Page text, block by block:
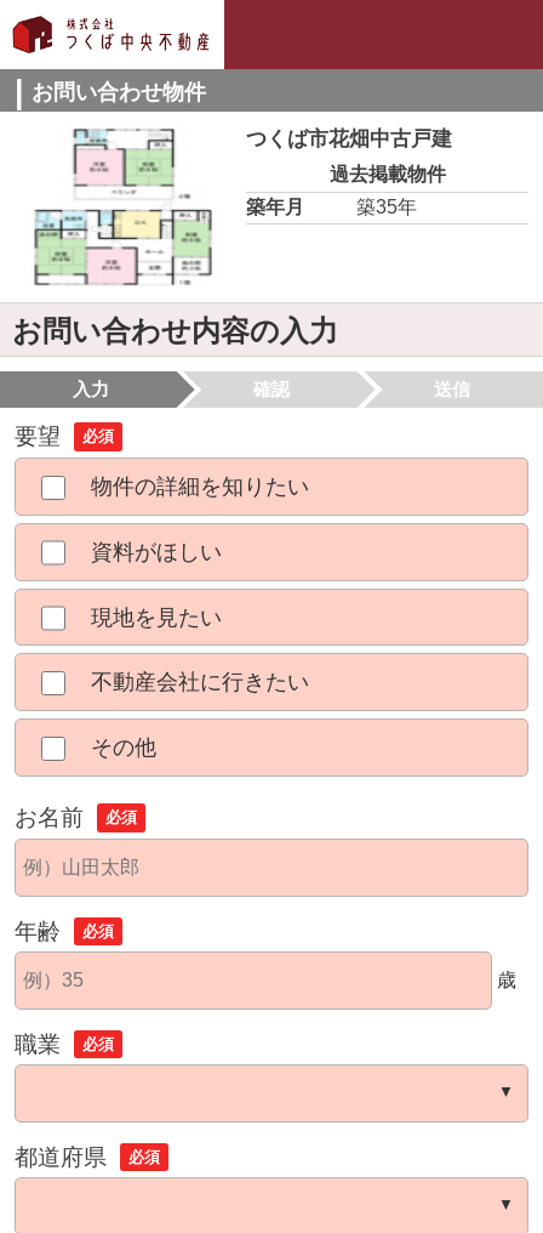
お問い合わせ物件
つくば市花畑中古戸建
過去掲載物件
築年月
築35年
お問い合わせ内容の入力
入力 確認 送信
要望 必須
物件の詳細を知りたい
資料がほしい
現地を見たい
不動産会社に行きたい
その他
お名前 必須
年齢 必須
歳
職業 必須
都道府県 必須